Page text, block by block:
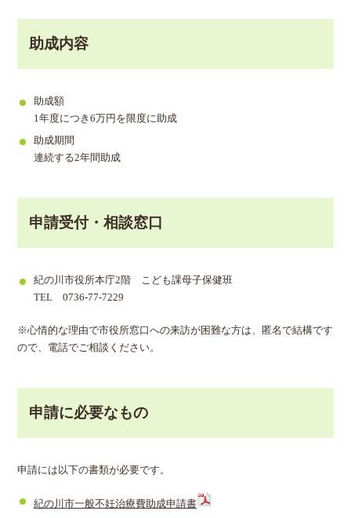
助成内容
助成額
1年度につき6万円を限度に助成
助成期間
連続する2年間助成
申請受付・相談窓口
紀の川市役所本庁2階 こども課母子保健班
TEL 0736-77-7229
※心情的な理由で市役所窓口への来訪が困難な方は、匿名で結構です
ので、電話でご相談ください。
申請に必要なもの
申請には以下の書類が必要です。
紀の川市一般不妊治療費助成申請書